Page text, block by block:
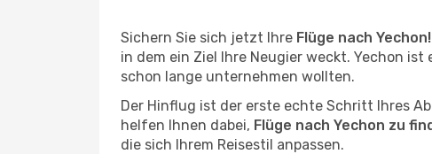
Sichern Sie sich jetzt Ihre Flüge nach Yechon!
in dem ein Ziel Ihre Neugier weckt. Yechon ist
schon lange unternehmen wollten.
Der Hinflug ist der erste echte Schritt Ihres
helfen Ihnen dabei, Flüge nach Yechon zu
die sich Ihrem Reisestil anpassen.